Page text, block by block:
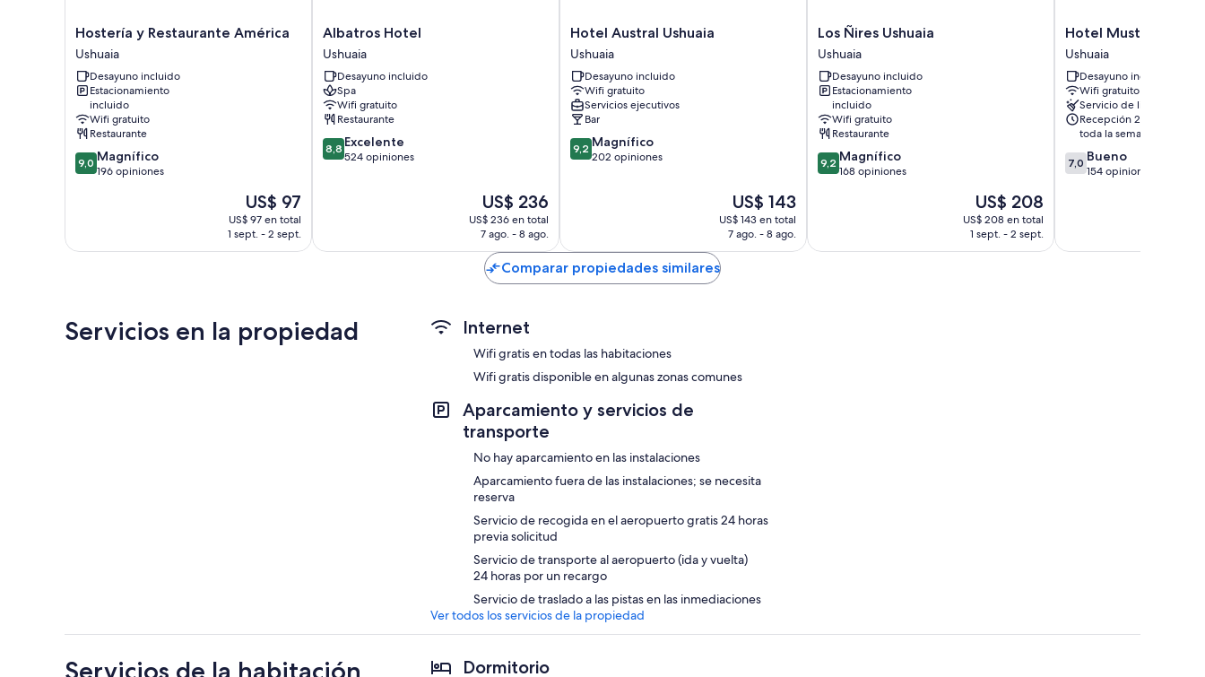
Televisiones de pantalla plana de 40 pulgadas con canales de televisión por cable
Hostería
y
Restaurante
América
Ushuaia
Hostería y Restaurante América
Ushuaia
Desayuno incluido
Estacionamiento
incluido
Wifi gratuito
Restaurante
9.0
de
9,0 Magnífico
196 opiniones
El
precio
actual
US$ 97
US$ 97 en total
1 sept. - 2 sept.
Albatros
Hotel
Ushuaia
Albatros Hotel
Ushuaia
Desayuno incluido
Spa
Wifi gratuito
Restaurante
8.8
de
8,8 Excelente
524 opiniones
El
precio
actual
de
US$ 236
US$ 236
US$ 236 en total
7 ago. - 8 ago.
Hotel
Austral
Ushuaia
Ushuaia
Hotel Austral Ushuaia
Ushuaia
Desayuno incluido
Wifi gratuito
Servicios ejecutivos
Bar
9.2
de
9,2 Magnífico
202 opiniones
El
precio
actual
US$ 143
US$ 143 en total
7 ago. - 8 ago.
Los
Ñires
Ushuaia
Ushuaia
Los Ñires Ushuaia
Ushuaia
Desayuno incluido
Estacionamiento
incluido
Wifi gratuito
Restaurante
9.2
de
9,2 Magnífico
168 opiniones
El
precio
actual
US$ 208
US$ 208 en total
1 sept. - 2 sept.
Hotel
Mustapic
Ushuaia
Hotel Mustapic
Ushuaia
Desayuno incluido
Wifi gratuito
Servicio de limpieza
Recepción 24 horas,
toda la semana
7.0
de
7,0 Bueno
154 opiniones
Comparar propiedades similares
Servicios en la propiedad Internet
Wifi gratis en todas las habitaciones
Wifi gratis disponible en algunas zonas comunes
Aparcamiento y servicios de
transporte
No hay aparcamiento en las instalaciones
Aparcamiento fuera de las instalaciones; se necesita
reserva
Servicio de recogida en el aeropuerto gratis 24 horas
previa solicitud
Servicio de transporte al aeropuerto (ida y vuelta)
24 horas por un recargo
Servicio de traslado a las pistas en las inmediaciones
Ver todos los servicios de la propiedad
Servicios de la habitación Dormitorio